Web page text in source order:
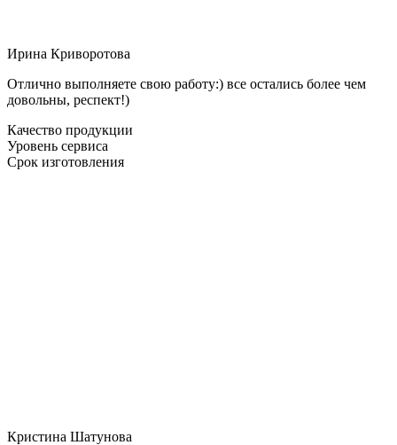
Ирина Криворотова
Отлично выполняете свою работу:) все остались более чем
довольны, респект!)
Качество продукции
Уровень сервиса
Срок изготовления
Кристина Шатунова